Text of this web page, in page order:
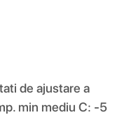
de ajustare a
min mediu C: -5